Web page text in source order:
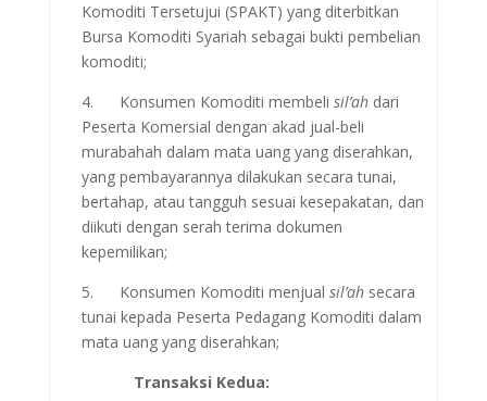
Komoditi Tersetujui (SPAKT) yang diterbitkan
Bursa Komoditi Syariah sebagai bukti pembelian
komoditi;
4. Konsumen Komoditi membeli sil’ah dari
Peserta Komersial dengan akad jual-beli
murabahah dalam mata uang yang diserahkan,
yang pembayarannya dilakukan secara tunai,
bertahap, atau tangguh sesuai kesepakatan, dan
diikuti dengan serah terima dokumen
kepemilikan;
5. Konsumen Komoditi menjual sil’ah secara
tunai kepada Peserta Pedagang Komoditi dalam
mata uang yang diserahkan;
Transaksi Kedua: